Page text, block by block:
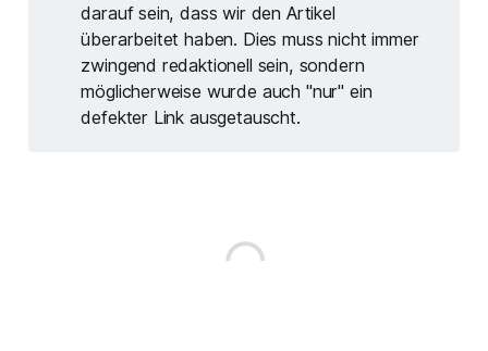
Beitrag erfährst du, wie du deinen
darauf sein, dass wir den Artikel
überarbeitet haben. Dies muss nicht immer
zwingend redaktionell sein, sondern
möglicherweise wurde auch "nur" ein
defekter Link ausgetauscht.